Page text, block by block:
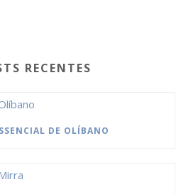
RECENTES
DE OLÍBANO